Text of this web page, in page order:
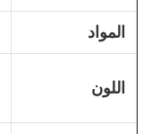
المواد
اللون